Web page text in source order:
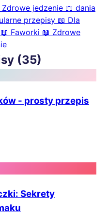
Zdrowe jedzenie 📖 dania
przepisy 📖 Dla
📖 Faworki 📖 Zdrowe
(35)
- prosty przepis
Sekrety